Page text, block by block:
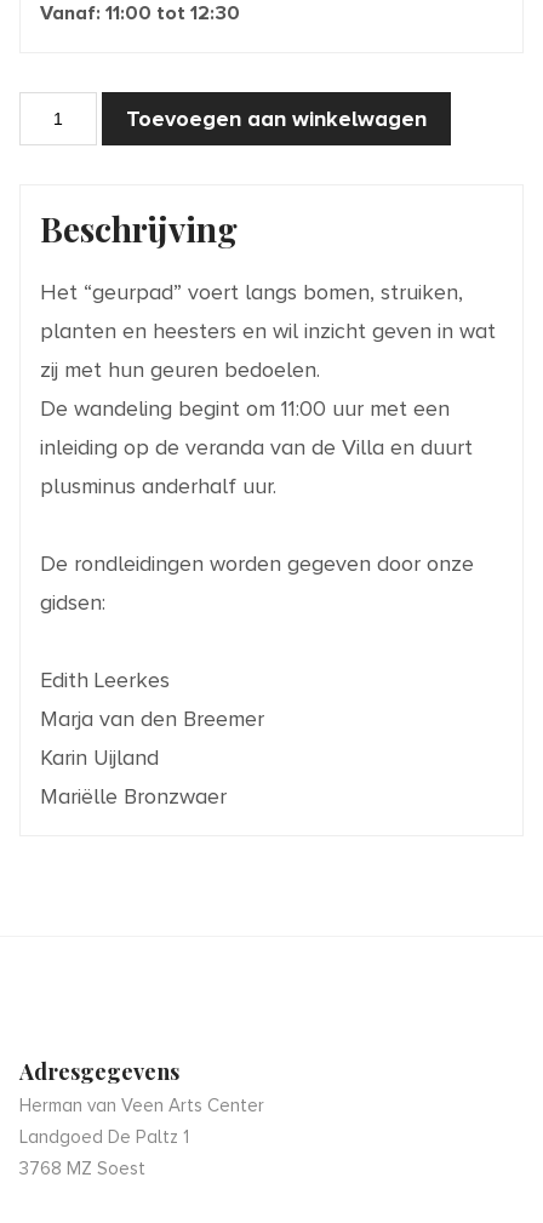
Vanaf: 11:00 tot 12:30
Rondleiding
Je
Toevoegen aan winkelwagen
Beschrijving
Het “geurpad” voert langs bomen, struiken,
planten en heesters en wil inzicht geven in wat
zij met hun geuren bedoelen.
De wandeling begint om 11:00 uur met een
inleiding op de veranda van de Villa en duurt
plusminus anderhalf uur.
De rondleidingen worden gegeven door onze
gidsen:
Edith Leerkes
Marja van den Breemer
Karin Uijland
Mariëlle Bronzwaer
Adresgegevens
Herman van Veen Arts Center
Landgoed De Paltz 1
3768 MZ Soest